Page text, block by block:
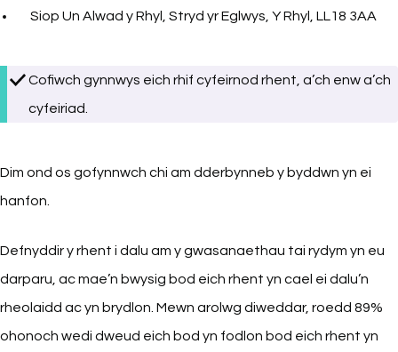
Siop Un Alwad y Rhyl, Stryd yr Eglwys, Y Rhyl, LL18 3AA
Cofiwch gynnwys eich rhif cyfeirnod rhent, a’ch enw a’ch
cyfeiriad.
Dim ond os gofynnwch chi am dderbynneb y byddwn yn ei
hanfon.
Defnyddir y rhent i dalu am y gwasanaethau tai rydym yn eu
darparu, ac mae’n bwysig bod eich rhent yn cael ei dalu’n
rheolaidd ac yn brydlon. Mewn arolwg diweddar, roedd 89%
ohonoch wedi dweud eich bod yn fodlon bod eich rhent yn